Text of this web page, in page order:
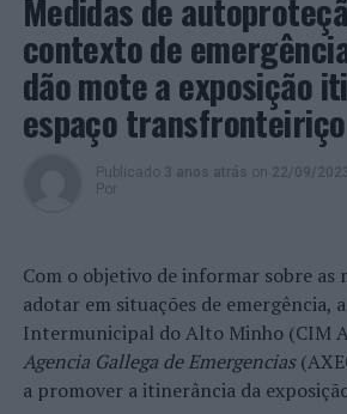
Medidas de
contexto de
dão mote a exposição
espaço transfronteiriço
Publicado 3 anos atrás on 22/09/2023
Por
Com o objetivo de informar sobre as
adotar em situações de emergência,
Intermunicipal do Alto Minho (CIM
Agencia Gallega de Emergencias
a promover a itinerância da